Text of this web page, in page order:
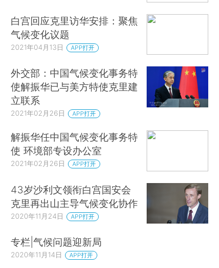
白宫回应克里访华安排：聚焦
气候变化议题
2021年04月13日 APP打开
外交部：中国气候变化事务特
使解振华已与美方特使克里建
立联系
2021年02月26日 APP打开
解振华任中国气候变化事务特
使 环境部专设办公室
2021年02月26日 APP打开
43岁沙利文领衔白宫国安会
克里再出山主导气候变化协作
2020年11月24日 APP打开
专栏|气候问题迎新局
2020年11月14日 APP打开